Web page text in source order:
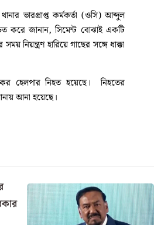
ভারপ্রাপ্ত কর্মকর্তা (ওসি) আব্দুল
করে জানান, সিমেন্ট বোঝাই একটি
নিয়ন্ত্রণ হারিয়ে গাছের সঙ্গে ধাক্কা
হেলপার নিহত হয়েছে। নিহতের
আনা হয়েছে।